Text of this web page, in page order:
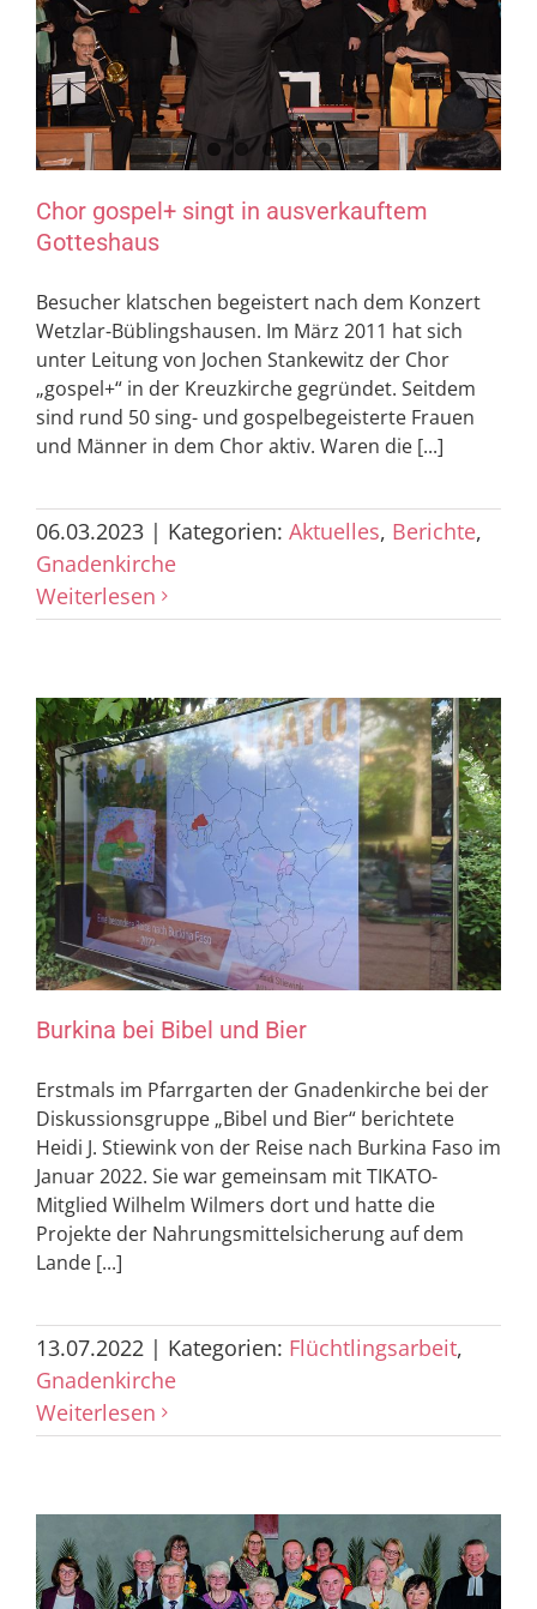
Chor gospel+ singt in ausverkauftem
Gotteshaus
Besucher klatschen begeistert nach dem Konzert
Wetzlar-Büblingshausen. Im März 2011 hat sich
unter Leitung von Jochen Stankewitz der Chor
„gospel+“ in der Kreuzkirche gegründet. Seitdem
sind rund 50 sing- und gospelbegeisterte Frauen
und Männer in dem Chor aktiv. Waren die [...]
06.03.2023 | Kategorien: Aktuelles, Berichte,
Gnadenkirche
Weiterlesen
Burkina bei Bibel und Bier
Erstmals im Pfarrgarten der Gnadenkirche bei der
Diskussionsgruppe „Bibel und Bier“ berichtete
Heidi J. Stiewink von der Reise nach Burkina Faso im
Januar 2022. Sie war gemeinsam mit TIKATO-
Mitglied Wilhelm Wilmers dort und hatte die
Projekte der Nahrungsmittelsicherung auf dem
Lande [...]
13.07.2022 | Kategorien: Flüchtlingsarbeit,
Gnadenkirche
Weiterlesen